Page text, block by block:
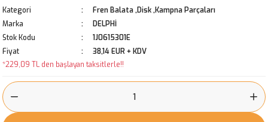
Kategori
Fren Balata ,Disk ,Kampna Parçaları
Marka
DELPHİ
Stok Kodu
1J0615301E
Fiyat
38,14 EUR + KDV
*229,09 TL den başlayan taksitlerle!!